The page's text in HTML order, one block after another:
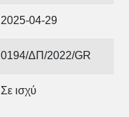
2025-04-29
0194/ΔΠ/2022/GR
Σε ισχύ